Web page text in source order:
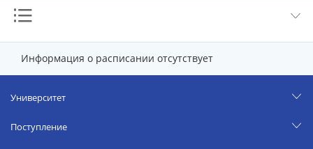
Информация о расписании отсутствует
Университет
Поступление